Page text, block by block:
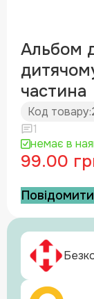
Альбом
частина
Код товару:
1
немає в
99.00